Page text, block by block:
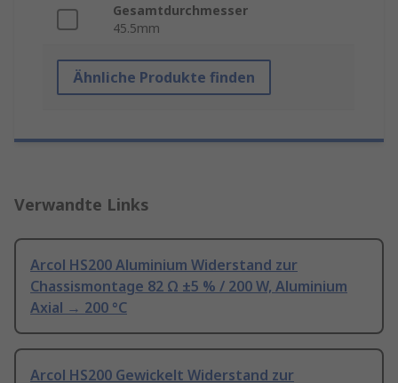
Gesamtdurchmesser
45.5mm
Ähnliche Produkte finden
Verwandte Links
Arcol HS200 Aluminium Widerstand zur
Chassismontage 82 Ω ±5 % / 200 W, Aluminium
Axial → 200 °C
Arcol HS200 Gewickelt Widerstand zur